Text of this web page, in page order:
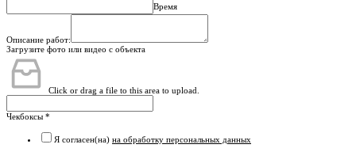
Время
Описание работ:
Загрузите фото или видео с объекта
Click or drag a file to this area to upload.
Чекбоксы *
Я согласен(на) на обработку персональных данных